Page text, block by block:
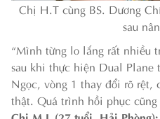
Chị H.T cùng BS. Dương
sau
“Mình từng lo lắng rất nhiều
sau khi thực hiện Dual
Ngọc, vòng 1 thay đổi rõ rệt,
thật. Quá trình hồi phục